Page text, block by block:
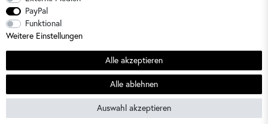
Alle Preise sind inkl. der gesetzlichen Mehrwertsteuer und zzgl.
© 2026 Dorins Kindermode / Alle Rechte vorbehalten. /
Sommerschlussverkauf
PayPal
Funktional
Weitere Einstellungen
Alle akzeptieren
Alle ablehnen
Auswahl akzeptieren
Bewertungen bei: shopvote.de ⓘ
Informationen zur Echtheit der Bewertungen